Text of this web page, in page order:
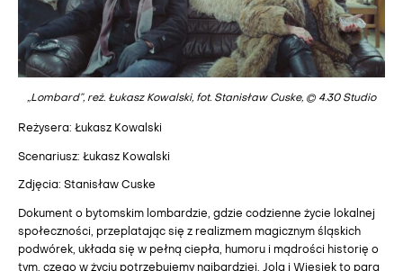
„Lombard”, reż. Łukasz Kowalski, fot. Stanisław Cuske, © 4.30 Studio
Reżysera: Łukasz Kowalski
Scenariusz: Łukasz Kowalski
Zdjęcia: Stanisław Cuske
Dokument o bytomskim lombardzie, gdzie codzienne życie lokalnej
społeczności, przeplatając się z realizmem magicznym śląskich
podwórek, układa się w pełną ciepła, humoru i mądrości historię o
tym, czego w życiu potrzebujemy najbardziej. Jola i Wiesiek to para